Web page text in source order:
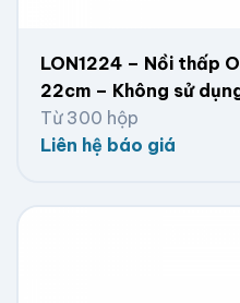
LON1224 – Nồi thấp
22cm – Không sử
Từ 300 hộp
Liên hệ báo giá